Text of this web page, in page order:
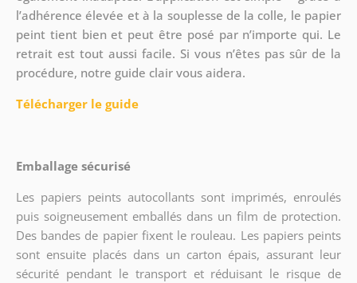
l’adhérence élevée et à la souplesse de la colle, le papier
peint tient bien et peut être posé par n’importe qui. Le
retrait est tout aussi facile. Si vous n’êtes pas sûr de la
procédure, notre guide clair vous aidera.
Télécharger le guide
Emballage sécurisé
Les papiers peints autocollants sont imprimés, enroulés
puis soigneusement emballés dans un film de protection.
Des bandes de papier fixent le rouleau. Les papiers peints
sont ensuite placés dans un carton épais, assurant leur
sécurité pendant le transport et réduisant le risque de